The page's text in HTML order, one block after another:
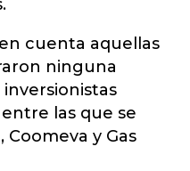
cuenta aquellas
ninguna
las que se
y Gas